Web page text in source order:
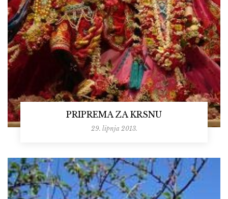
PRIPREMA ZA KRSNU
29. lipnja 2013.